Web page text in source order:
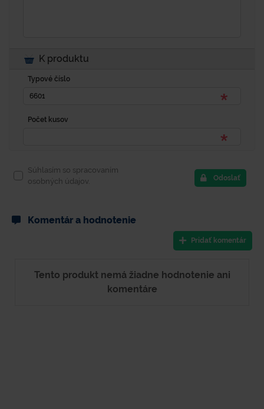
K produktu
Typové číslo
Počet kusov
Súhlasím so spracovaním
osobných údajov.
Odoslať
Komentár a hodnotenie
Pridať komentár
Tento produkt nemá žiadne hodnotenie ani
komentáre